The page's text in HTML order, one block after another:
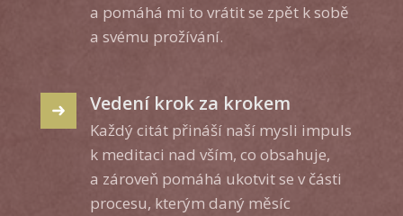
a pomáhá mi to vrátit se zpět k sobě
a svému prožívání.
Vedení krok za krokem
Každý citát přináší naší mysli impuls
k meditaci nad vším, co obsahuje,
a zároveň pomáhá ukotvit se v části
procesu, kterým daný měsíc